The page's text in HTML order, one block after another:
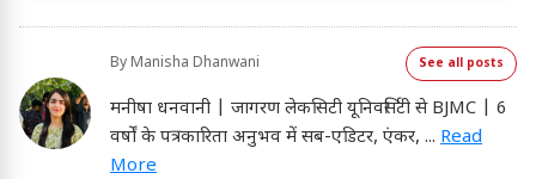
By Manisha Dhanwani See all posts
मनीषा धनवानी | जागरण लेकसिटी यूनिवर्सिटी से BJMC | 6
वर्षों के पत्रकारिता अनुभव में सब-एडिटर, एंकर, ... Read
More